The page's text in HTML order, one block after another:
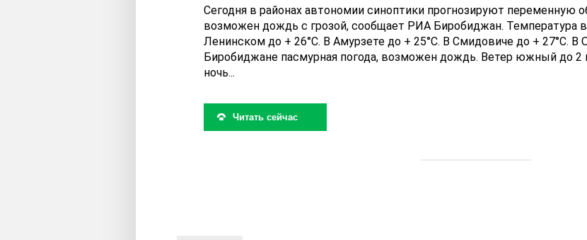
Сегодня в районах автономии синоптики прогнозируют переменную
возможен дождь с грозой, сообщает РИА Биробиджан. Температура
Ленинском до + 26°C. В Амурзете до + 25°C. В Смидовиче до + 27°C. В
Биробиджане пасмурная погода, возможен дождь. Ветер южный до 2
ночь...
Читать сейчас